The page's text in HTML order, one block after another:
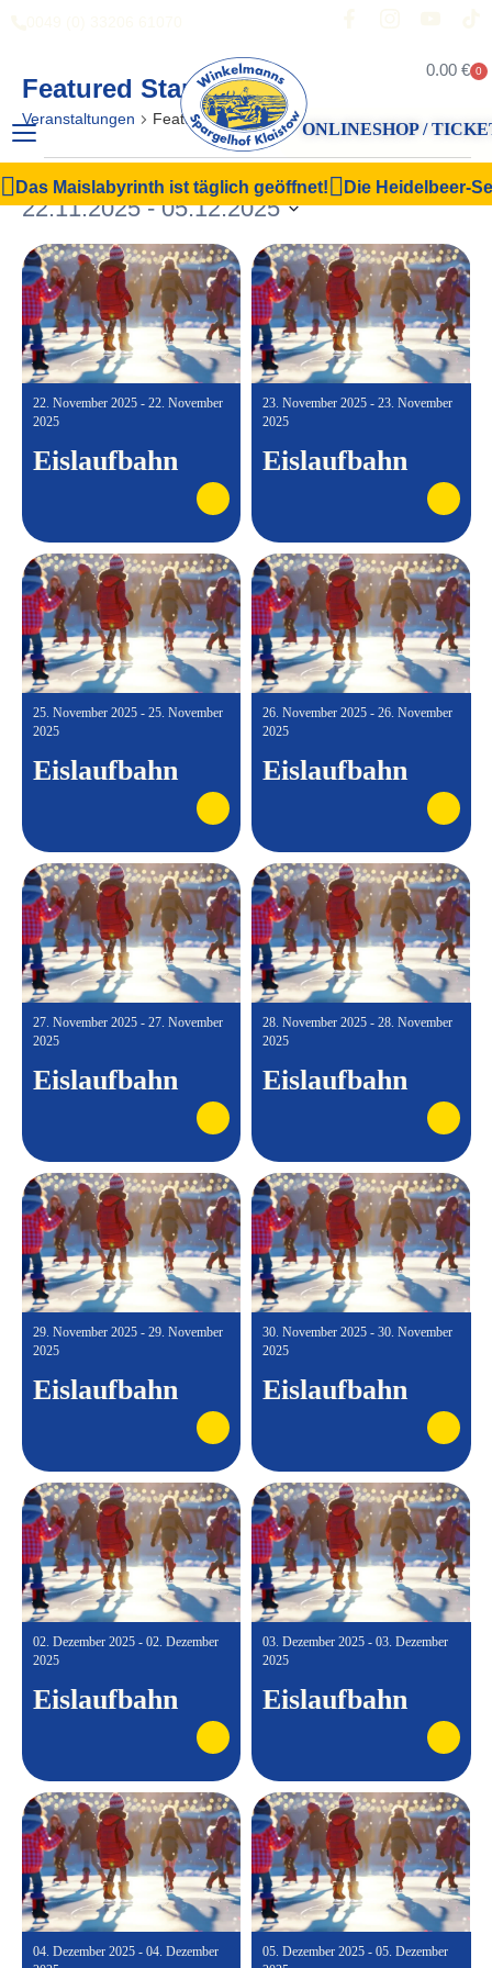
0.00 € 0
ONLINESHOP /
Das Maislabyrinth ist täglich geöffnet! Die Heidelbeer-
Featured Startseite
Veranstaltungen Featured Startseite
Suche
und
Ansichten,
Navigation
Filter Anzeigen
Liste
22.11.2025 - 05.12.2025
wählen.
22. November 2025 - 22. November
2025
Eislaufbahn
23. November 2025 - 23. November
2025
Eislaufbahn
25. November 2025 - 25. November
2025
Eislaufbahn
26. November 2025 - 26. November
2025
Eislaufbahn
27. November 2025 - 27. November
2025
Eislaufbahn
28. November 2025 - 28. November
2025
Eislaufbahn
29. November 2025 - 29. November
2025
Eislaufbahn
30. November 2025 - 30. November
2025
Eislaufbahn
02. Dezember 2025 - 02. Dezember
2025
Eislaufbahn
03. Dezember 2025 - 03. Dezember
2025
Eislaufbahn
04. Dezember 2025 - 04. Dezember
05. Dezember 2025 - 05. Dezember